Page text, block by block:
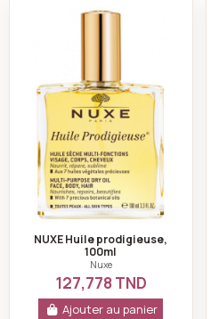
NUXE Huile
NUXE Huile prodigieuse,
100ml
Nuxe
127,778 TND
Ajouter au panier